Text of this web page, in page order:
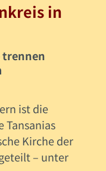
in
trennen
ist die
Tansanias
Kirche der
– unter